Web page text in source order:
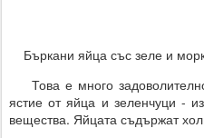
Бъркани яйца със зеле и
Това е много
ястие от яйца и зеленчуци -
вещества. Яйцата съдържат